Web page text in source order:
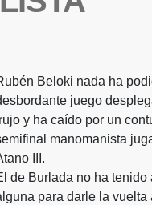
Beloki nada ha
juego
Irujo y ha caído por un
manomanista
III.
de Burlada no ha tenido
para darle la vuelta